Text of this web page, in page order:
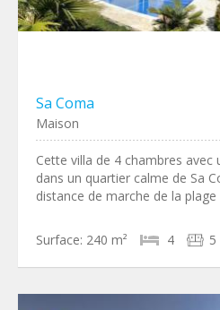
Sa Coma
Maison
Cette villa de 4 chambres avec
dans un quartier calme de Sa
distance de marche de la
Surface: 240 m² 4 5